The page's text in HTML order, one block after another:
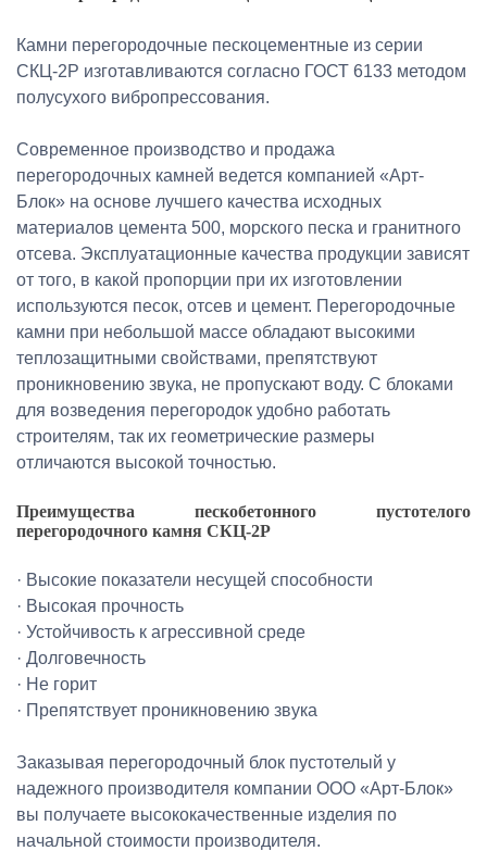
Камни перегородочные пескоцементные из серии
СКЦ-2Р изготавливаются согласно ГОСТ 6133 методом
полусухого вибропрессования.
Современное производство и продажа
перегородочных камней ведется компанией «Арт-
Блок» на основе лучшего качества исходных
материалов цемента 500, морского песка и гранитного
отсева. Эксплуатационные качества продукции зависят
от того, в какой пропорции при их изготовлении
используются песок, отсев и цемент. Перегородочные
камни при небольшой массе обладают высокими
теплозащитными свойствами, препятствуют
проникновению звука, не пропускают воду. С блоками
для возведения перегородок удобно работать
строителям, так их геометрические размеры
отличаются высокой точностью.
Преимущества пескобетонного пустотелого
перегородочного камня СКЦ-2Р
· Высокие показатели несущей способности
· Высокая прочность
· Устойчивость к агрессивной среде
· Долговечность
· Не горит
· Препятствует проникновению звука
Заказывая перегородочный блок пустотелый у
надежного производителя компании ООО «Арт-Блок»
вы получаете высококачественные изделия по
начальной стоимости производителя.